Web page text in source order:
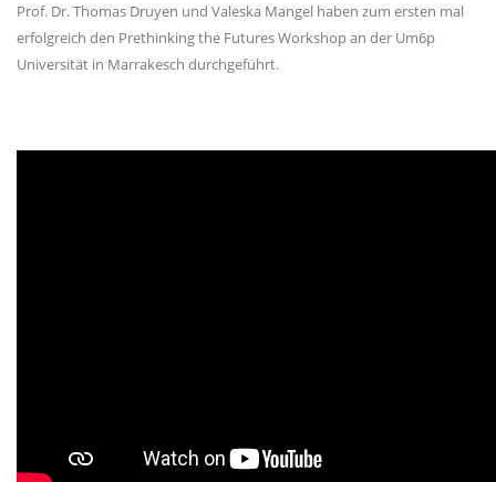
Prof. Dr. Thomas Druyen und Valeska Mangel haben zum ersten mal
erfolgreich den Prethinking the Futures Workshop an der Um6p
Universität in Marrakesch durchgeführt.